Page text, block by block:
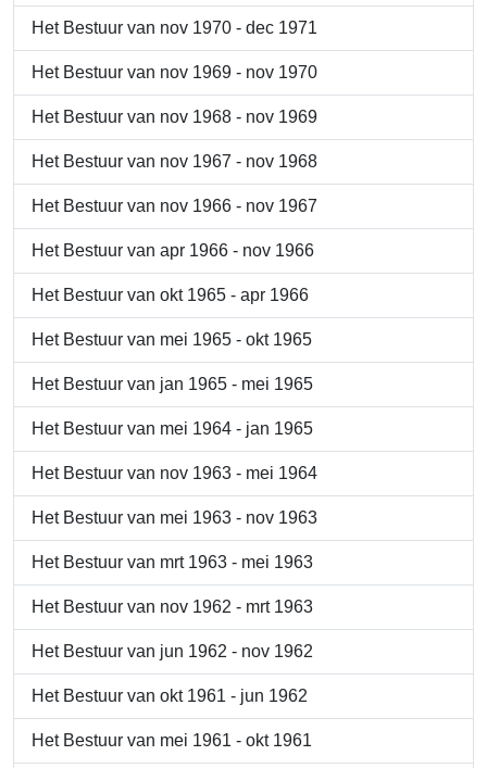
Het Bestuur van nov 1970 - dec 1971
Het Bestuur van nov 1969 - nov 1970
Het Bestuur van nov 1968 - nov 1969
Het Bestuur van nov 1967 - nov 1968
Het Bestuur van nov 1966 - nov 1967
Het Bestuur van apr 1966 - nov 1966
Het Bestuur van okt 1965 - apr 1966
Het Bestuur van mei 1965 - okt 1965
Het Bestuur van jan 1965 - mei 1965
Het Bestuur van mei 1964 - jan 1965
Het Bestuur van nov 1963 - mei 1964
Het Bestuur van mei 1963 - nov 1963
Het Bestuur van mrt 1963 - mei 1963
Het Bestuur van nov 1962 - mrt 1963
Het Bestuur van jun 1962 - nov 1962
Het Bestuur van okt 1961 - jun 1962
Het Bestuur van mei 1961 - okt 1961